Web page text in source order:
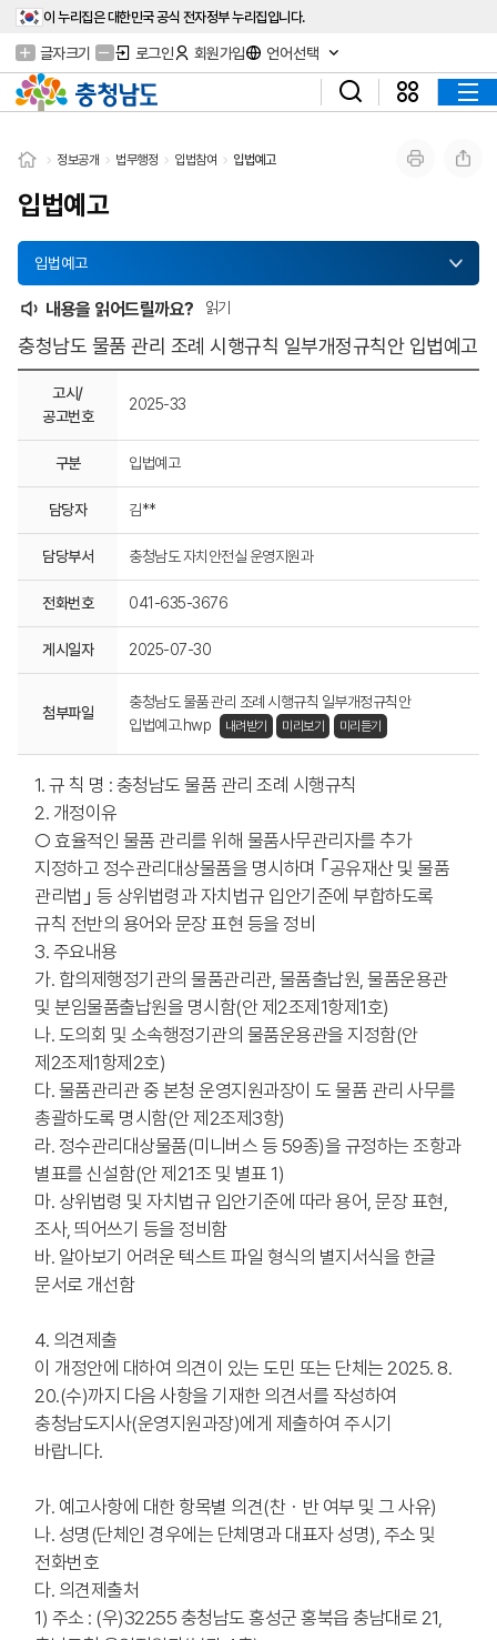
이 누리집은 대한민국 공식 전자정부 누리집입니다.
글자크기 로그인 회원가입 언어선택
정보공개 법무행정 입법참여 입법예고
입법예고
입법예고
내용을 읽어드릴까요? 읽기
충청남도 물품 관리 조례 시행규칙 일부개정규칙안 입법예고
고시/
공고번호
2025-33
구분 입법예고
담당자 김**
담당부서 충청남도 자치안전실 운영지원과
전화번호 041-635-3676
게시일자 2025-07-30
첨부파일
충청남도 물품 관리 조례 시행규칙 일부개정규칙안
입법예고.hwp
내려받기 미리보기 미리듣기
1. 규 칙 명 : 충청남도 물품 관리 조례 시행규칙
2. 개정이유
○ 효율적인 물품 관리를 위해 물품사무관리자를 추가
지정하고 정수관리대상물품을 명시하며 ｢공유재산 및 물품
관리법｣ 등 상위법령과 자치법규 입안기준에 부합하도록
규칙 전반의 용어와 문장 표현 등을 정비
3. 주요내용
가. 합의제행정기관의 물품관리관, 물품출납원, 물품운용관
및 분임물품출납원을 명시함(안 제2조제1항제1호)
나. 도의회 및 소속행정기관의 물품운용관을 지정함(안
제2조제1항제2호)
다. 물품관리관 중 본청 운영지원과장이 도 물품 관리 사무를
총괄하도록 명시함(안 제2조제3항)
라. 정수관리대상물품(미니버스 등 59종)을 규정하는 조항과
별표를 신설함(안 제21조 및 별표 1)
마. 상위법령 및 자치법규 입안기준에 따라 용어, 문장 표현,
조사, 띄어쓰기 등을 정비함
바. 알아보기 어려운 텍스트 파일 형식의 별지서식을 한글
문서로 개선함
4. 의견제출
이 개정안에 대하여 의견이 있는 도민 또는 단체는 2025. 8.
20.(수)까지 다음 사항을 기재한 의견서를 작성하여
충청남도지사(운영지원과장)에게 제출하여 주시기
바랍니다.
가. 예고사항에 대한 항목별 의견(찬・반 여부 및 그 사유)
나. 성명(단체인 경우에는 단체명과 대표자 성명), 주소 및
전화번호
다. 의견제출처
1) 주소 : (우)32255 충청남도 홍성군 홍북읍 충남대로 21,